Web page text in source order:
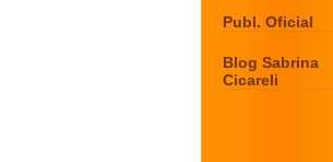
Publ. Oficial
Blog Sabrina
Cicareli